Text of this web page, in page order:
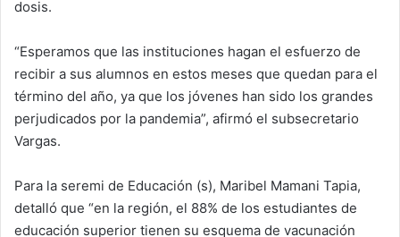
dosis.
“Esperamos que las instituciones hagan el esfuerzo de
recibir a sus alumnos en estos meses que quedan para el
término del año, ya que los jóvenes han sido los grandes
perjudicados por la pandemia”, afirmó el subsecretario
Vargas.
Para la seremi de Educación (s), Maribel Mamani Tapia,
detalló que “en la región, el 88% de los estudiantes de
educación superior tienen su esquema de vacunación